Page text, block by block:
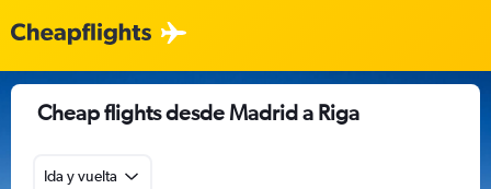
Cheap flights desde Madrid a Riga
Ida y vuelta